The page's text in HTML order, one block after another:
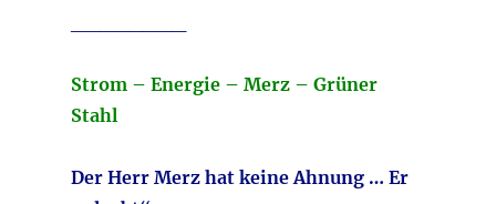
Strom – Energie – Merz – Grüner
Stahl
Der Herr Merz hat keine Ahnung … Er